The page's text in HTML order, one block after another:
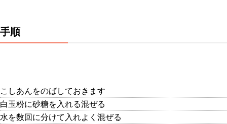
手順
こしあんをのばしておきます
白玉粉に砂糖を入れる混ぜる
水を数回に分けて入れよく混ぜる